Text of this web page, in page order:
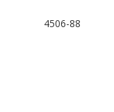
4506-88